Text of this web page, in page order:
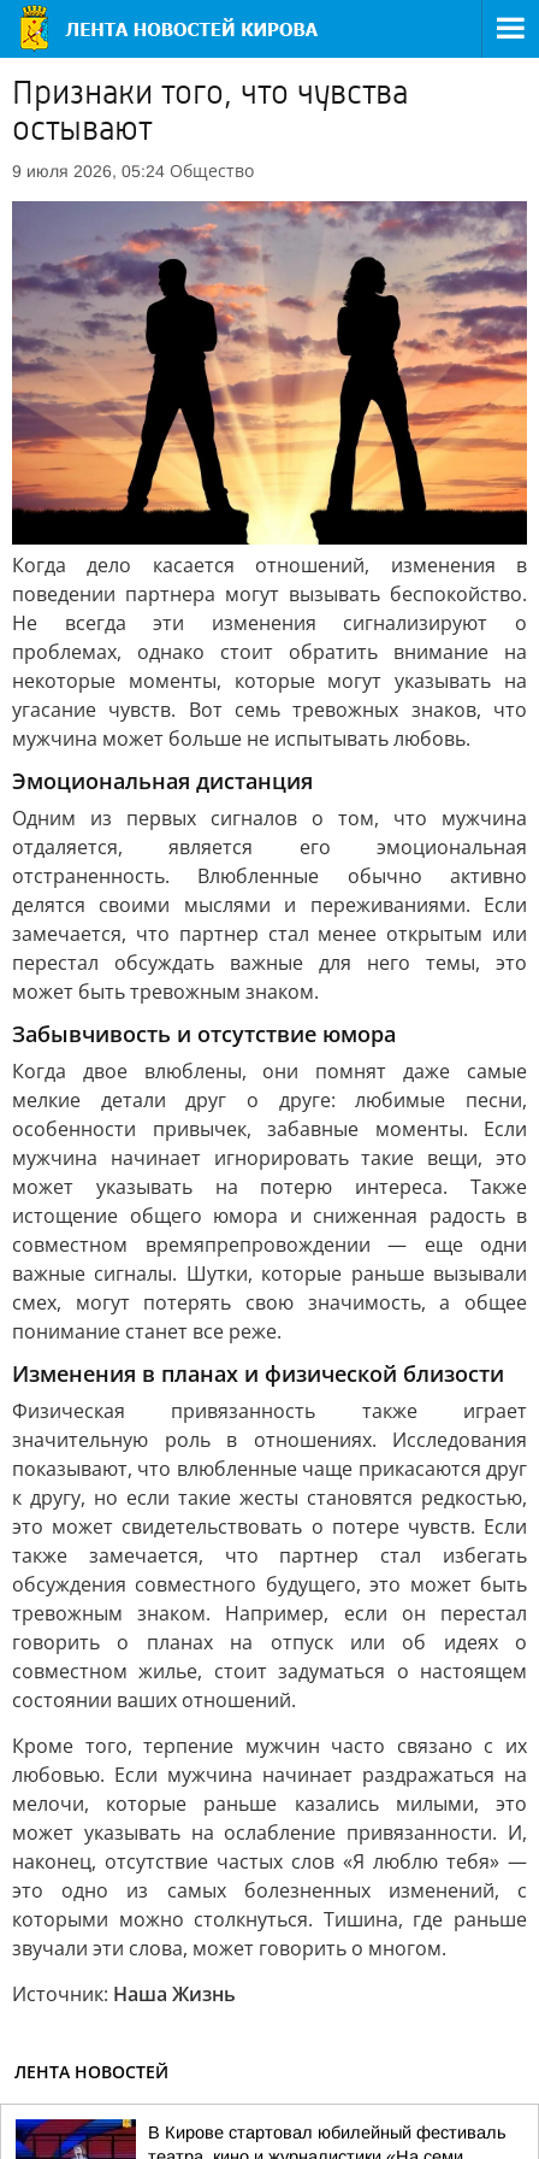
Признаки того, что чувства
остывают
9 июля 2026, 05:24 Общество
Когда дело касается отношений, изменения в
поведении партнера могут вызывать беспокойство.
Не всегда эти изменения сигнализируют о
проблемах, однако стоит обратить внимание на
некоторые моменты, которые могут указывать на
угасание чувств. Вот семь тревожных знаков, что
мужчина может больше не испытывать любовь.
Эмоциональная дистанция
Одним из первых сигналов о том, что мужчина
отдаляется, является его эмоциональная
отстраненность. Влюбленные обычно активно
делятся своими мыслями и переживаниями. Если
замечается, что партнер стал менее открытым или
перестал обсуждать важные для него темы, это
может быть тревожным знаком.
Забывчивость и отсутствие юмора
Когда двое влюблены, они помнят даже самые
мелкие детали друг о друге: любимые песни,
особенности привычек, забавные моменты. Если
мужчина начинает игнорировать такие вещи, это
может указывать на потерю интереса. Также
истощение общего юмора и сниженная радость в
совместном времяпрепровождении — еще одни
важные сигналы. Шутки, которые раньше вызывали
смех, могут потерять свою значимость, а общее
понимание станет все реже.
Изменения в планах и физической близости
Физическая привязанность также играет
значительную роль в отношениях. Исследования
показывают, что влюбленные чаще прикасаются друг
к другу, но если такие жесты становятся редкостью,
это может свидетельствовать о потере чувств. Если
также замечается, что партнер стал избегать
обсуждения совместного будущего, это может быть
тревожным знаком. Например, если он перестал
говорить о планах на отпуск или об идеях о
совместном жилье, стоит задуматься о настоящем
состоянии ваших отношений.
Кроме того, терпение мужчин часто связано с их
любовью. Если мужчина начинает раздражаться на
мелочи, которые раньше казались милыми, это
может указывать на ослабление привязанности. И,
наконец, отсутствие частых слов «Я люблю тебя» —
это одно из самых болезненных изменений, с
которыми можно столкнуться. Тишина, где раньше
звучали эти слова, может говорить о многом.
Источник: Наша Жизнь
ЛЕНТА НОВОСТЕЙ
В Кирове стартовал юбилейный фестиваль